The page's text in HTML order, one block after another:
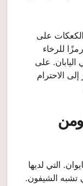
على
للرخاء
اليابان. على
الاحترام
ومن
التي لديها
تشبه الشيفون.